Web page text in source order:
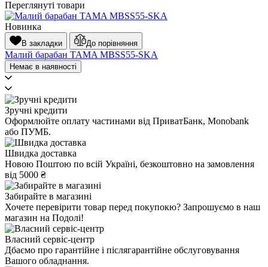
Переглянуті товари
Новинка
В закладки До порівняння
Малий барабан TAMA MBSS55-SKA
Немає в наявності
Зручні кредити
Оформлюйте оплату частинами від ПриватБанк, Monobank
або ПУМБ.
Швидка доставка
Новою Поштою по всій Україні, безкоштовно на замовлення
від 5000 ₴
Забирайте в магазині
Хочете перевірити товар перед покупокю? Запрошуємо в наш
магазин на Подолі!
Власний сервіс-центр
Дбаємо про гарантійне і післягарантійне обслуговування
Вашого обладнання.